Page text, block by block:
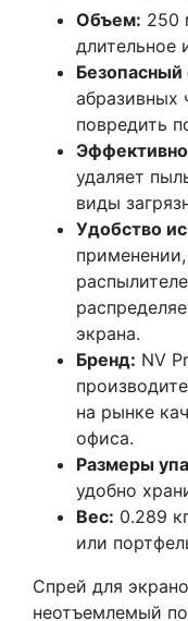
Объем: 250
длительное
Безопасный
абразивных
повредить
удаляет
виды
Удобство
экрана.
Бренд: NV
на рынке
офиса.
Размеры
удобно
Вес: 0.289
или
Спрей для
неотъемлемый